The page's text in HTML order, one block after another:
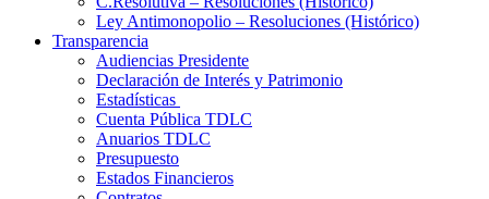
Ley Antimonopolio – Resoluciones (Histórico)
Transparencia
Audiencias Presidente
Declaración de Interés y Patrimonio
Estadísticas
Cuenta Pública TDLC
Anuarios TDLC
Presupuesto
Estados Financieros